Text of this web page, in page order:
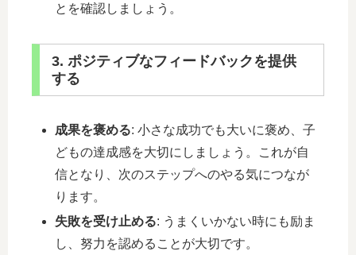
とを確認しましょう。
3. ポジティブなフィードバックを提供
する
成果を褒める: 小さな成功でも大いに褒め、子
どもの達成感を大切にしましょう。これが自
信となり、次のステップへのやる気につなが
ります。
失敗を受け止める: うまくいかない時にも励ま
し、努力を認めることが大切です。